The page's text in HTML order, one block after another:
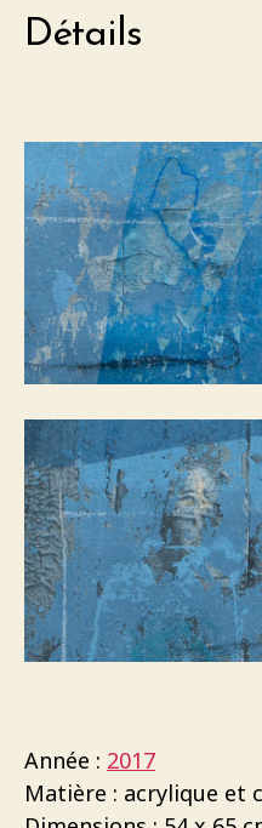
Détails
Année : 2017
Matière : acrylique et